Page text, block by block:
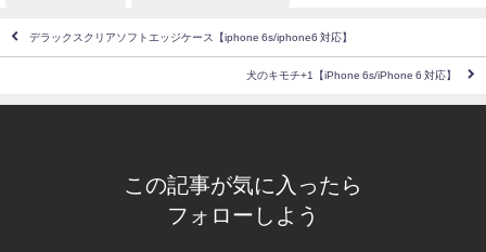
デラックスクリアソフトエッジケース【iphone 6s/iphone6 対応】
犬のキモチ+1【iPhone 6s/iPhone 6 対応】
この記事が気に入ったら
フォローしよう